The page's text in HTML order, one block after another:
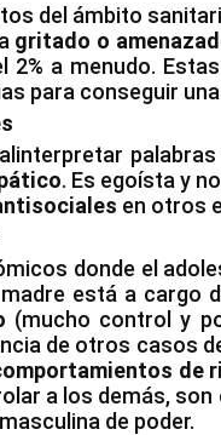
del ámbito
gritado o
2% a menudo.
para conseguir
. Es egoísta y
en otros
donde el
está a cargo
(mucho control y
de otros casos
de
a los demás,
de poder.